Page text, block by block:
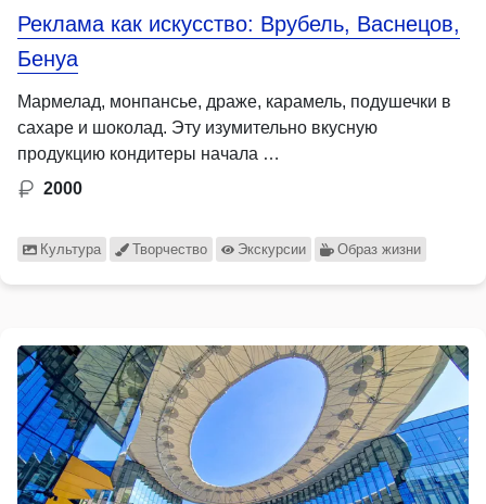
Реклама как искусство: Врубель, Васнецов,
Бенуа
Мармелад, монпансье, драже, карамель, подушечки в
сахаре и шоколад. Эту изумительно вкусную
продукцию кондитеры начала …
2000
Культура Творчество Экскурсии Образ жизни